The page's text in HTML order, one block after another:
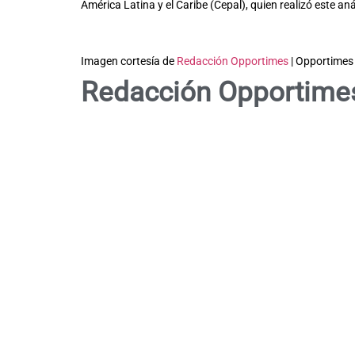
América Latina y el Caribe (Cepal), quien realizó este
Imagen cortesía de Redacción Opportimes | Opportimes
Redacción